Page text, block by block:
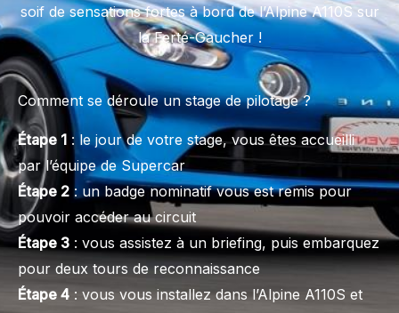
soif de sensations fortes à bord de l’Alpine A110S sur
la Ferté-Gaucher !
Comment se déroule un stage de pilotage ?
Étape 1 : le jour de votre stage, vous êtes accueilli
par l’équipe de Supercar
Étape 2 : un badge nominatif vous est remis pour
pouvoir accéder au circuit
Étape 3 : vous assistez à un briefing, puis embarquez
pour deux tours de reconnaissance
Étape 4 : vous vous installez dans l’Alpine A110S et